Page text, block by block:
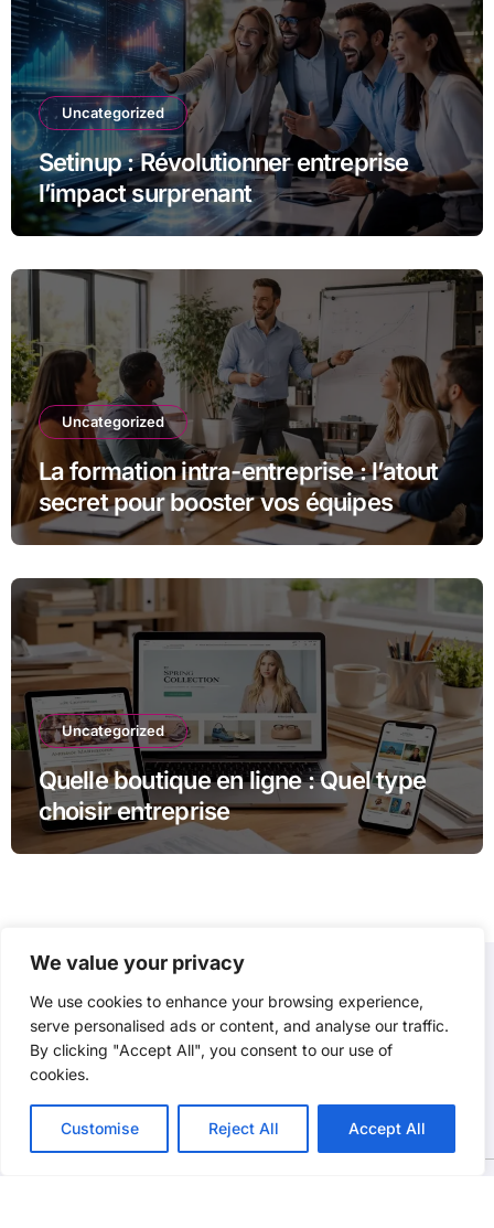
We value your privacy
We use cookies to enhance your browsing experience,
serve personalised ads or content, and analyse our traffic.
By clicking "Accept All", you consent to our use of
cookies.
Customise Reject All Accept All
Uncategorized
Setinup : Révolutionner entreprise
l’impact surprenant
Uncategorized
La formation intra-entreprise : l’atout
secret pour booster vos équipes
Uncategorized
Quelle boutique en ligne : Quel type
choisir entreprise
P3D